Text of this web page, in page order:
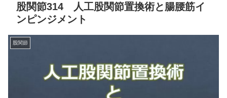
股関節314 人工股関節置換術と腸腰筋イ
ンピンジメント
股関節